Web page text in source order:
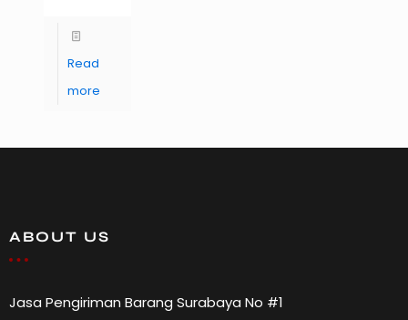
Read
more
ABOUT US
Jasa Pengiriman Barang Surabaya No #1